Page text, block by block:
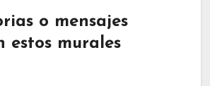
obras como los murales de
en Soria y los de la iglesia
en el municipio de